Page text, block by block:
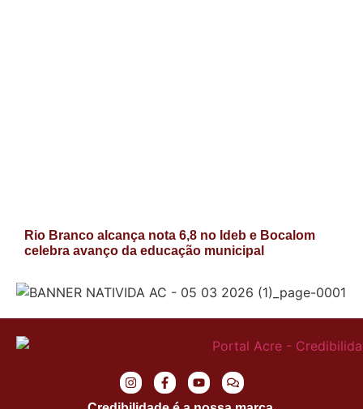
Rio Branco alcança nota 6,8 no Ideb e Bocalom
celebra avanço da educação municipal